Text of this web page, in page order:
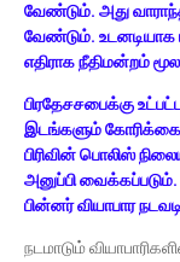
வேண்டும். அது
வேண்டும். உடனடியாக
எதிராக நீதிமன்றம்
பிரதேசசபைக்கு
இடங்களும் கோரிக்கை
பிரிவின் பொலிஸ்
அனுப்பி
பின்னர் வியாபார
நடமாடும்